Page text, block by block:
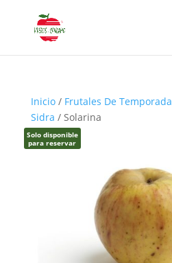
Inicio/ Frutales De Temporada
Sidra / Solarina
Solo disponible
para reservar